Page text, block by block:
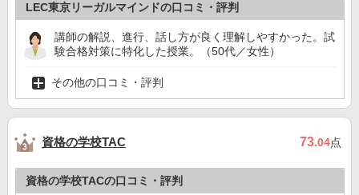
LEC東京リーガルマインドの口コミ・評判
講師の解説、進行、話し方が良く理解しやすかった。試
験合格対策に特化した授業。（50代／女性）
その他の口コミ・評判
資格の学校TAC 73.04点
資格の学校TACの口コミ・評判